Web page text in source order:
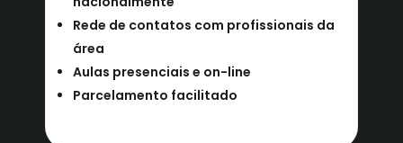
Rede de contatos com profissionais da
área
Aulas presenciais e on-line
Parcelamento facilitado